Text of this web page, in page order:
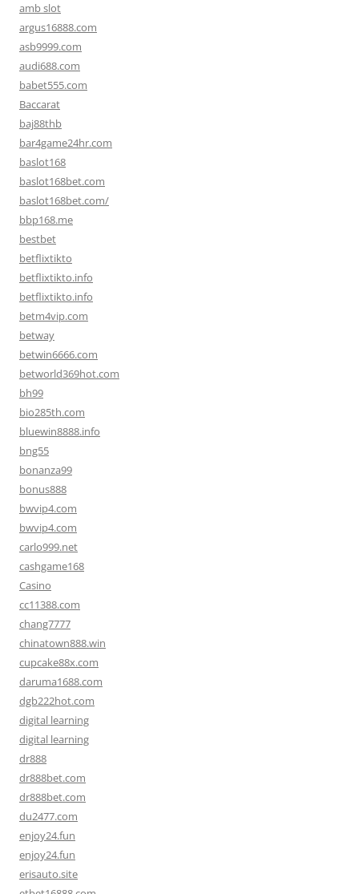
amb slot
argus16888.com
asb9999.com
audi688.com
babet555.com
Baccarat
baj88thb
bar4game24hr.com
baslot168
baslot168bet.com
baslot168bet.com/
bbp168.me
bestbet
betflixtikto
betflixtikto.info
betflixtikto.info
betm4vip.com
betway
betwin6666.com
betworld369hot.com
bh99
bio285th.com
bluewin8888.info
bng55
bonanza99
bonus888
bwvip4.com
bwvip4.com
carlo999.net
cashgame168
Casino
cc11388.com
chang7777
chinatown888.win
cupcake88x.com
daruma1688.com
dgb222hot.com
digital learning
digital learning
dr888
dr888bet.com
dr888bet.com
du2477.com
enjoy24.fun
enjoy24.fun
erisauto.site